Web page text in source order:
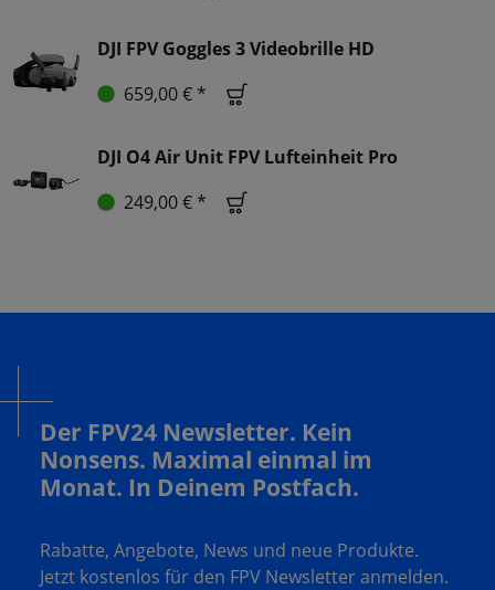
DJI FPV Goggles 3 Videobrille HD
659,00 € *
DJI O4 Air Unit FPV Lufteinheit Pro
249,00 € *
Der FPV24 Newsletter. Kein
Nonsens. Maximal einmal im
Monat. In Deinem Postfach.
Rabatte, Angebote, News und neue Produkte.
Jetzt kostenlos für den FPV Newsletter anmelden.